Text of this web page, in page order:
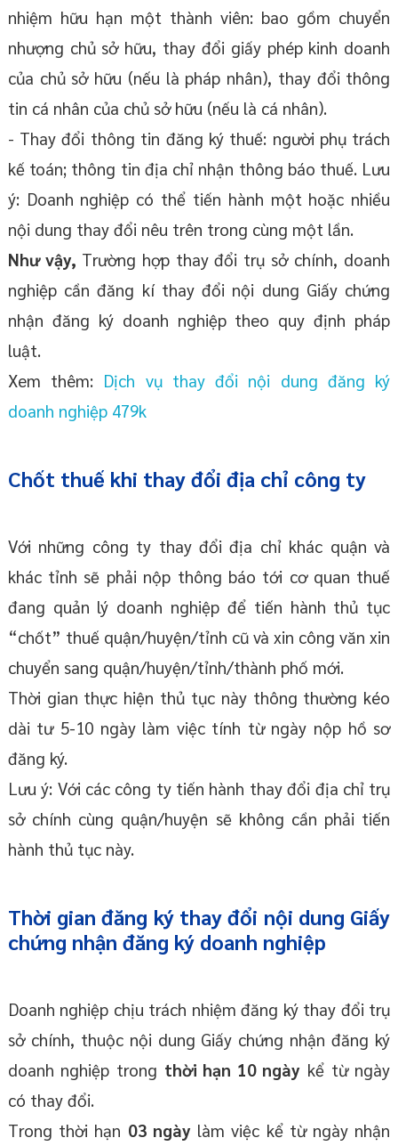
nhiệm hữu hạn một thành viên: bao gồm chuyển
nhượng chủ sở hữu, thay đổi giấy phép kinh doanh
của chủ sở hữu (nếu là pháp nhân), thay đổi thông
tin cá nhân của chủ sở hữu (nếu là cá nhân).
- Thay đổi thông tin đăng ký thuế: người phụ trách
kế toán; thông tin địa chỉ nhận thông báo thuế. Lưu
ý: Doanh nghiệp có thể tiến hành một hoặc nhiều
nội dung thay đổi nêu trên trong cùng một lần.
Như vậy, Trường hợp thay đổi trụ sở chính, doanh
nghiệp cần đăng kí thay đổi nội dung Giấy chứng
nhận đăng ký doanh nghiệp theo quy định pháp
luật.
Xem thêm: Dịch vụ thay đổi nội dung đăng ký
doanh nghiệp 479k
Chốt thuế khi thay đổi địa chỉ công ty
Với những công ty thay đổi địa chỉ khác quận và
khác tỉnh sẽ phải nộp thông báo tới cơ quan thuế
đang quản lý doanh nghiệp để tiến hành thủ tục
“chốt” thuế quận/huyện/tỉnh cũ và xin công văn xin
chuyển sang quận/huyện/tỉnh/thành phố mới.
Thời gian thực hiện thủ tục này thông thường kéo
dài tư 5-10 ngày làm việc tính từ ngày nộp hồ sơ
đăng ký.
Lưu ý: Với các công ty tiến hành thay đổi địa chỉ trụ
sở chính cùng quận/huyện sẽ không cần phải tiến
hành thủ tục này.
Thời gian đăng ký thay đổi nội dung Giấy
chứng nhận đăng ký doanh nghiệp
Doanh nghiệp chịu trách nhiệm đăng ký thay đổi trụ
sở chính, thuộc nội dung Giấy chứng nhận đăng ký
doanh nghiệp trong thời hạn 10 ngày kể từ ngày
có thay đổi.
Trong thời hạn 03 ngày làm việc kể từ ngày nhận